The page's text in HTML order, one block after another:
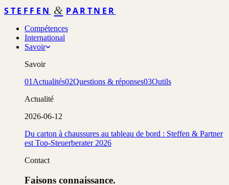
STEFFEN & PARTNER
Compétences
International
Savoir
Savoir
01 Actualités02Questions & réponses03Outils
Actualité
2026-06-12
Du carton à chaussures au tableau de bord : Steffen & Partner
est Top-Steuerberater 2026
Contact
Faisons connaissance.